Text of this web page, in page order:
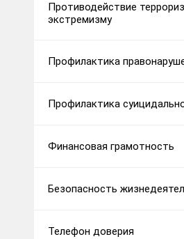
Противодействие
экстремизму
Профилактика
Профилактика
Финансовая грамотность
Безопасность
Телефон доверия